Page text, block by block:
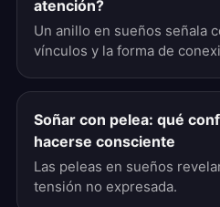
atención?
Un anillo en sueños señala
vínculos y la forma de
Soñar con pelea: qué
hacerse consciente
Las peleas en sueños
tensión no expresada.